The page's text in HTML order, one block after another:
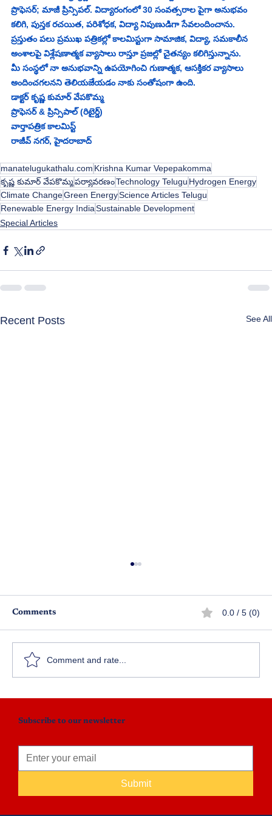
ప్రొఫెసర్; మాజీ ప్రిన్సిపల్. విద్యారంగంలో 30 సంవత్సరాల పైగా అనుభవం
కలిగి, పుస్తక రచయిత, పరిశోధక, విద్యా నిపుణుడిగా సేవలందించాను.
ప్రస్తుతం పలు ప్రముఖ పత్రికల్లో కాలమిస్టుగా సామాజిక, విద్యా, సమకాలీన
అంశాలపై విశ్లేషణాత్మక వ్యాసాలు రాస్తూ ప్రజల్లో చైతన్యం కలిగిస్తున్నాను.
మీ సంస్థలో నా అనుభవాన్ని ఉపయోగించి గుణాత్మక, ఆసక్తికర వ్యాసాలు
అందించగలనని తెలియజేయడం నాకు సంతోషంగా ఉంది.
డాక్టర్ కృష్ణ కుమార్ వేపకొమ్మ
ప్రొఫెసర్ & ప్రిన్సిపాల్ (రిటైర్డ్)
వార్తాపత్రిక కాలమిస్ట్
రాజీవ్ నగర్, హైదరాబాద్
manatelugukathalu.com Krishna Kumar Vepepakomma
కృష్ణ కుమార్ వేపకొమ్మపర్యావరణంTechnology Telugu Hydrogen Energy
Climate ChangeGreen EnergyScience Articles Telugu
Renewable Energy IndiaSustainable Development
Special Articles
Recent Posts See All
Comments 0.0 / 5 (0)
Comment and rate...
Subscribe to our newsletter
Submit